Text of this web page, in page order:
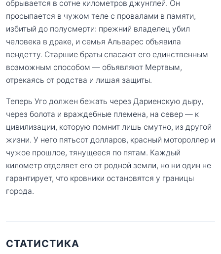
обрывается в сотне километров джунглей. Он
просыпается в чужом теле с провалами в памяти,
избитый до полусмерти: прежний владелец убил
человека в драке, и семья Альварес объявила
вендетту. Старшие браты спасают его единственным
возможным способом — объявляют Мертвым,
отрекаясь от родства и лишая защиты.
Теперь Уго должен бежать через Дариенскую дыру,
через болота и враждебные племена, на север — к
цивилизации, которую помнит лишь смутно, из другой
жизни. У него пятьсот долларов, красный мотороллер и
чужое прошлое, тянущееся по пятам. Каждый
километр отделяет его от родной земли, но ни один не
гарантирует, что кровники остановятся у границы
города.
СТАТИСТИКА